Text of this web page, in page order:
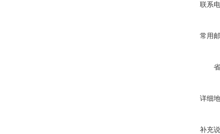
联系
常用
详细
补充